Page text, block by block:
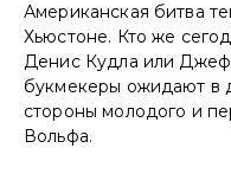
Американская битва
Хьюстоне. Кто же
Денис Кудла или
букмекеры ожидают в
стороны молодого и
Вольфа.